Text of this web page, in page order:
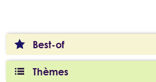
Best-of
Thèmes